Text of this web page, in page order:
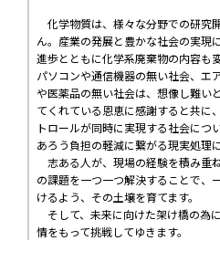
化学物質は、様々な分野での研究
ん。産業の発展と豊かな社会の実現
進歩とともに化学系廃棄物の内容も
パソコンや通信機器の無い社会、エ
や医薬品の無い社会は、想像し難い
てくれている恩恵に感謝すると共に
トロールが同時に実現する社会につ
あろう負担の軽減に繋がる現実処理
志ある人が、現場の経験を積み重
の課題を一つ一つ解決することで、
けるよう、その土壌を育てます。
そして、未来に向けた架け橋の為
情をもって挑戦してゆきます。